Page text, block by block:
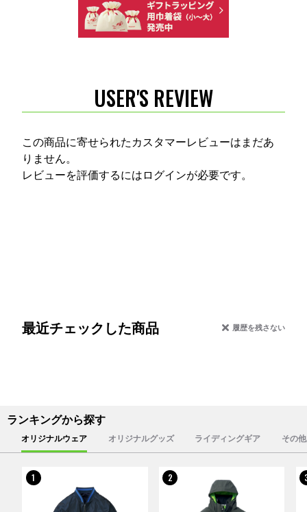
USER'S REVIEW
この商品に寄せられたカスタマーレビューはまだあ
りません。
レビューを評価するには ログインが必要です。
最近チェックした商品 履歴を残さない
ランキングから探す
オリジナルウェア オリジナルグッズ ライディングギア その
1 2